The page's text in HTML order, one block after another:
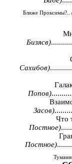
Ближе Проксимы?..
Бизясв)
Сахибов)
Попов)
Засов)
Что
Постное)
Постное)